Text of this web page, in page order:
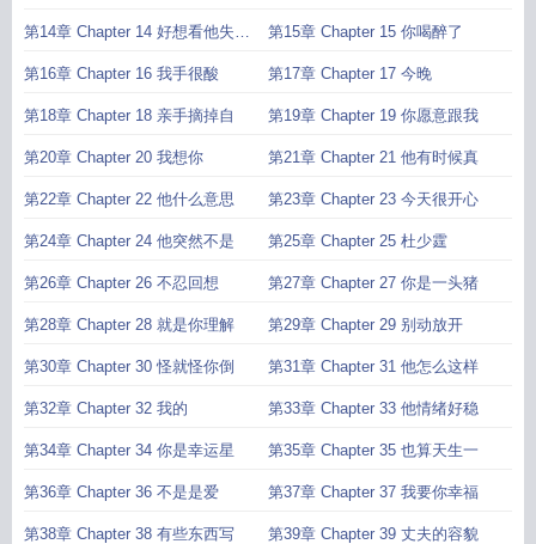
的
第14章 Chapter 14 好想看他失态
的
第15章 Chapter 15 你喝醉了
第16章 Chapter 16 我手很酸 第17章 Chapter 17 今晚
第18章 Chapter 18 亲手摘掉自 第19章 Chapter 19 你愿意跟我
第20章 Chapter 20 我想你 第21章 Chapter 21 他有时候真
第22章 Chapter 22 他什么意思 第23章 Chapter 23 今天很开心
第24章 Chapter 24 他突然不是 第25章 Chapter 25 杜少霆
第26章 Chapter 26 不忍回想 第27章 Chapter 27 你是一头猪
第28章 Chapter 28 就是你理解 第29章 Chapter 29 别动放开
第30章 Chapter 30 怪就怪你倒 第31章 Chapter 31 他怎么这样
第32章 Chapter 32 我的 第33章 Chapter 33 他情绪好稳
第34章 Chapter 34 你是幸运星 第35章 Chapter 35 也算天生一
第36章 Chapter 36 不是是爱 第37章 Chapter 37 我要你幸福
第38章 Chapter 38 有些东西写 第39章 Chapter 39 丈夫的容貌